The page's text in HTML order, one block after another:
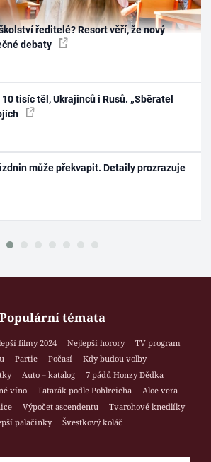
ředitelé? Resort věří, že nový
debaty
tisíc těl, Ukrajinců i Rusů. „Sběratel
může překvapit. Detaily prozrazuje
Populární témata
filmy 2024 Nejlepší horory
TV program
Partie Počasí
Kdy budou volby
Auto – katalog
7 pádů Honzy Dědka
víno Tatarák podle Pohlreicha
Aloe vera
Výpočet ascendentu
Tvarohové knedlíky
palačinky
Švestkový koláč